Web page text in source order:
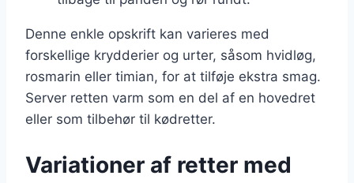
Denne enkle opskrift kan varieres med
forskellige krydderier og urter, såsom hvidløg,
rosmarin eller timian, for at tilføje ekstra smag.
Server retten varm som en del af en hovedret
eller som tilbehør til kødretter.
Variationer af retter med